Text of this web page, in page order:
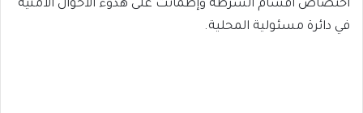
اختصاص اقسام الشرطة وإطمأنت على هدوء الاحوال الأمنية
في دائرة مسئولية المحلية.